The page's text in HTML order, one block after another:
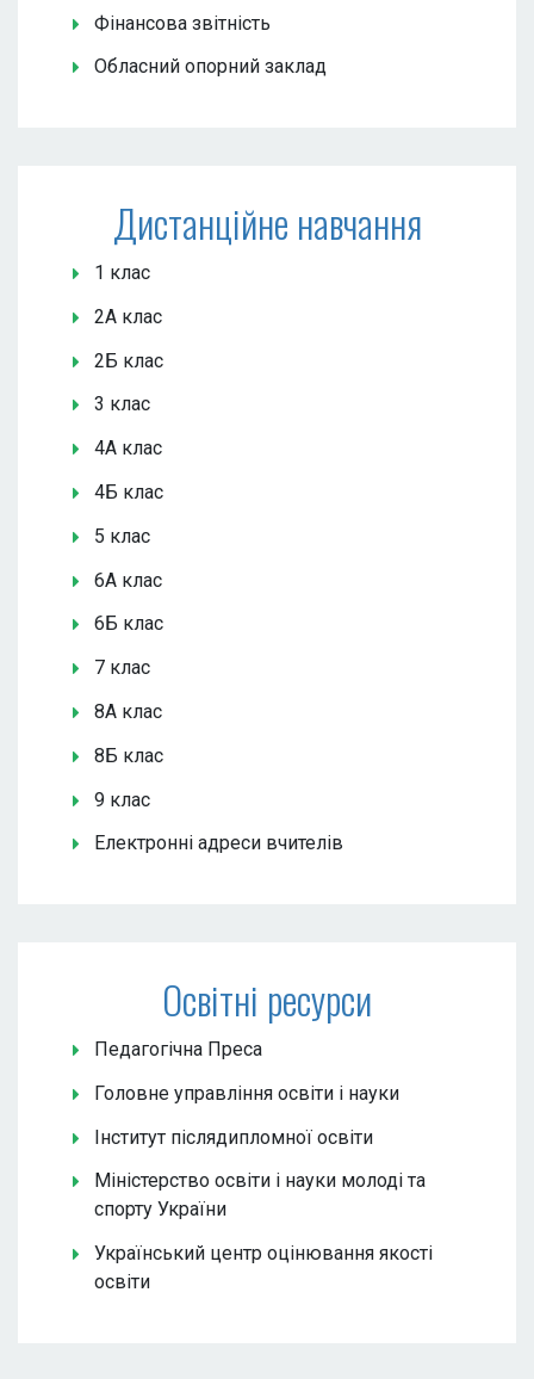
Фінансова звітність
Обласний опорний заклад
Дистанційне навчання
1 клас
2А клас
2Б клас
3 клас
4А клас
4Б клас
5 клас
6А клас
6Б клас
7 клас
8А клас
8Б клас
9 клас
Електронні адреси вчителів
Освітні ресурси
Педагогічна Преса
Головне управління освіти і науки
Інститут післядипломної освіти
Міністерство освіти і науки молоді та
спорту України
Український центр оцінювання якості
освіти